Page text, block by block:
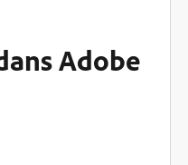
Adobe